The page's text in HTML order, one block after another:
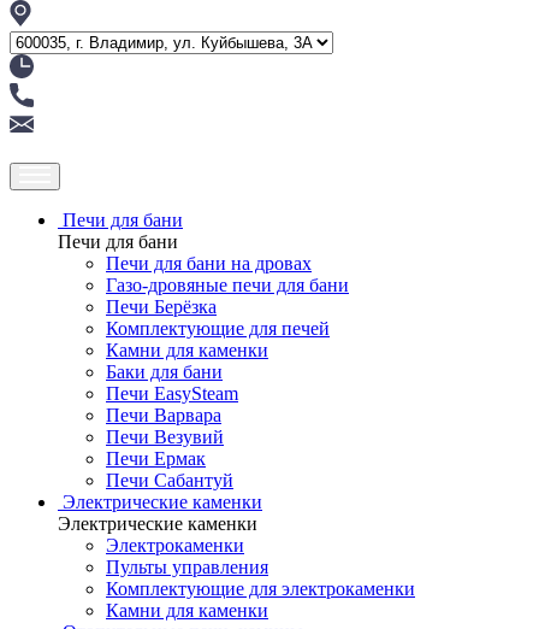
Печи для бани
Печи для бани
Печи для бани на дровах
Газо-дровяные печи для бани
Печи Берёзка
Комплектующие для печей
Камни для каменки
Баки для бани
Печи EasySteam
Печи Варвара
Печи Везувий
Печи Ермак
Печи Сабантуй
Электрические каменки
Электрические каменки
Электрокаменки
Пульты управления
Комплектующие для электрокаменки
Камни для каменки